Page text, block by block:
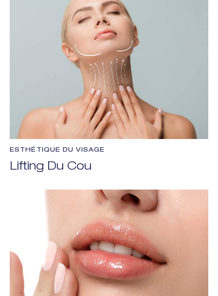
Lifting Du Cou
ESTHÉTIQUE DU VISAGE